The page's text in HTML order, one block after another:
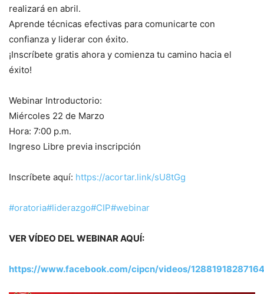
realizará en abril.
Aprende técnicas efectivas para comunicarte con
confianza y liderar con éxito.
¡Inscríbete gratis ahora y comienza tu camino hacia el
éxito!
Webinar Introductorio:
Miércoles 22 de Marzo
Hora: 7:00 p.m.
Ingreso Libre previa inscripción
Inscríbete aquí: https://acortar.link/sU8tGg
#oratoria#liderazgo#CIP#webinar
VER VÍDEO DEL WEBINAR AQUÍ:
https://www.facebook.com/cipcn/videos/